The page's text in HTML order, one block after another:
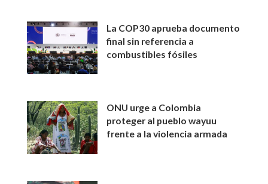
La COP30 aprueba documento
final sin referencia a
combustibles fósiles
ONU urge a Colombia
proteger al pueblo wayuu
frente a la violencia armada